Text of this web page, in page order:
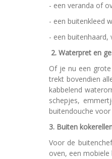
- een veranda of
- een buitenkleed
- een
2. Waterpret en
Of je nu een
trekt bovendien
kabbelend
schepjes,
buitendouche
3. Buiten
Voor de
oven, een